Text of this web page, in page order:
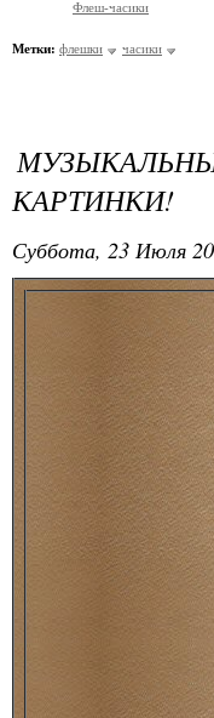
Флеш-часики
Метки: флешки часики
КАРТИНКИ!
Суббота, 23 Июля